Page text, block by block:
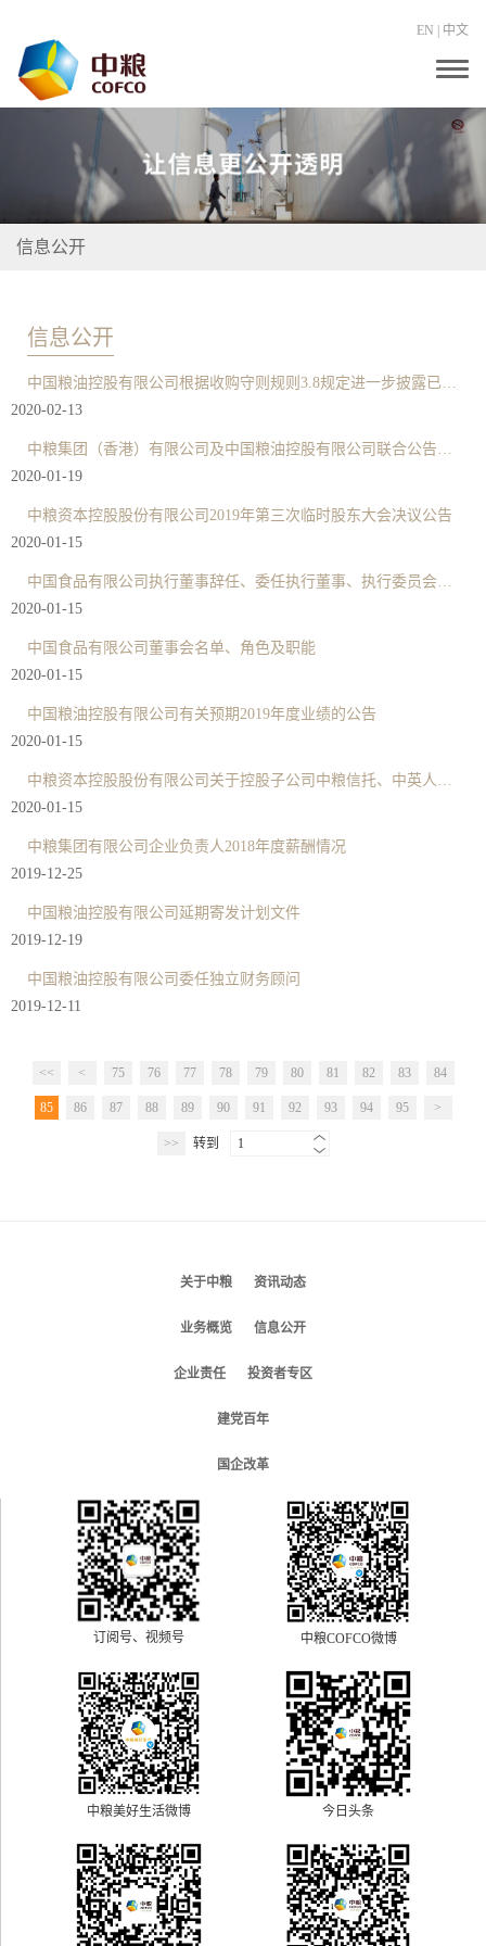
EN 中文
T
g
g
v
信息公开
信息公开
2020-02-13
2020-01-19
中粮资本控股股份有限公司2019年第三次临时股东大会决议公告
2020-01-15
2020-01-15
中国食品有限公司董事会名单、角色及职能
2020-01-15
中国粮油控股有限公司有关预期2019年度业绩的公告
2020-01-15
2020-01-15
中粮集团有限公司企业负责人2018年度薪酬情况
2019-12-25
中国粮油控股有限公司延期寄发计划文件
2019-12-19
中国粮油控股有限公司委任独立财务顾问
2019-12-11
<< < 75 76 77 78 79 80 81 82 83 84
85 86 87 88 89 90 91 92 93 94 95 >
>> 转到 1
关于中粮 资讯动态
业务概览 信息公开
企业责任 投资者专区
建党百年
国企改革
订阅号、视频号 中粮COFCO微博
中粮美好生活微博 今日头条